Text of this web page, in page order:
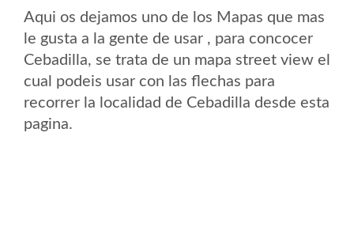
Aqui os dejamos uno de los Mapas que mas
le gusta a la gente de usar , para concocer
Cebadilla, se trata de un mapa street view el
cual podeis usar con las flechas para
recorrer la localidad de Cebadilla desde esta
pagina.